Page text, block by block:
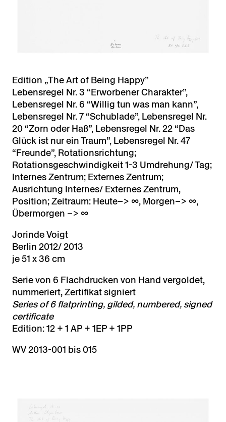
Edition „The Art of Being Happy”
Lebensregel Nr. 3 “Erworbener Charakter”,
Lebensregel Nr. 6 “Willig tun was man kann”,
Lebensregel Nr. 7 “Schublade”, Lebensregel Nr.
20 “Zorn oder Haß”, Lebensregel Nr. 22 “Das
Glück ist nur ein Traum”, Lebensregel Nr. 47
“Freunde”, Rotationsrichtung;
Rotationsgeschwindigkeit 1-3 Umdrehung/ Tag;
Internes Zentrum; Externes Zentrum;
Ausrichtung Internes/ Externes Zentrum,
Position; Zeitraum: Heute–> ∞, Morgen–> ∞,
Übermorgen –> ∞
Jorinde Voigt
Berlin 2012/ 2013
je 51 x 36 cm
Serie von 6 Flachdrucken von Hand vergoldet,
nummeriert, Zertifikat signiert
Series of 6 flatprinting, gilded, numbered, signed
certificate
Edition: 12 + 1 AP + 1EP + 1PP
WV 2013-001 bis 015